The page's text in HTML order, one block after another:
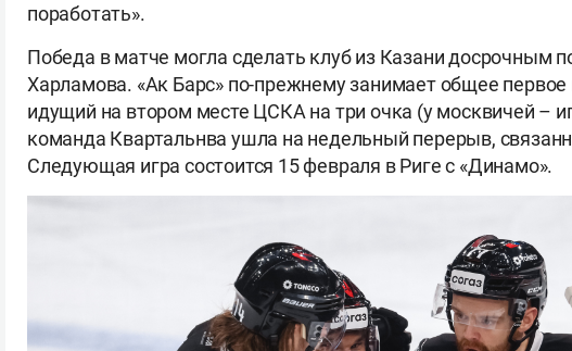
поработать».
Победа в матче могла сделать клуб из Казани досрочным
Харламова. «Ак Барс» по-прежнему занимает общее
идущий на втором месте ЦСКА на три очка (у москвичей –
команда Квартальнва ушла на недельный перерыв,
Следующая игра состоится 15 февраля в Риге с «Динамо».